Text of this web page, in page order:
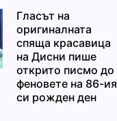
Гласът на
оригиналната
спяща красавица
на Дисни пише
открито писмо до
феновете на 86-ия
си рожден ден